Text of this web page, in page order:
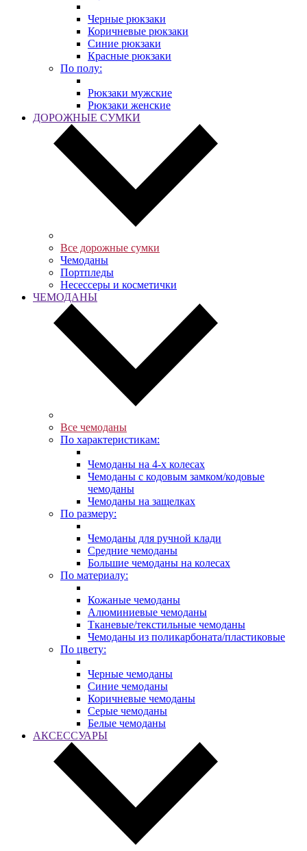
Черные рюкзаки
Коричневые рюкзаки
Синие рюкзаки
Красные рюкзаки
По полу:
Рюкзаки мужские
Рюкзаки женские
ДОРОЖНЫЕ СУМКИ
Все дорожные сумки
Чемоданы
Портпледы
Несессеры и косметички
ЧЕМОДАНЫ
Все чемоданы
По характеристикам:
Чемоданы на 4-х колесах
Чемоданы с кодовым замком/кодовые
чемоданы
Чемоданы на защелках
По размеру:
Чемоданы для ручной клади
Средние чемоданы
Большие чемоданы на колесах
По материалу:
Кожаные чемоданы
Алюминиевые чемоданы
Тканевые/текстильные чемоданы
Чемоданы из поликарбоната/пластиковые
По цвету:
Черные чемоданы
Синие чемоданы
Коричневые чемоданы
Серые чемоданы
Белые чемоданы
АКСЕССУАРЫ